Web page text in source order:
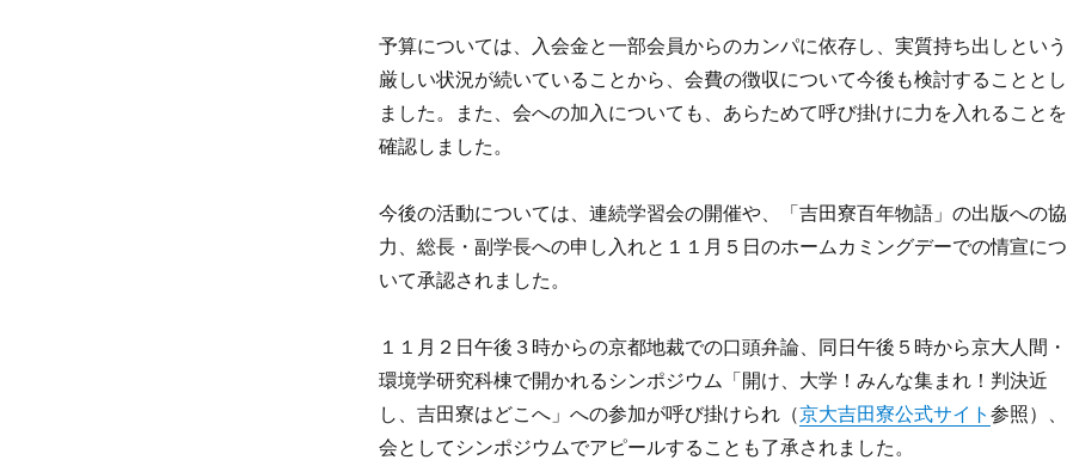
予算については、入会金と一部会員からのカンパに依存し、実質持ち出しという
厳しい状況が続いていることから、会費の徴収について今後も検討することとし
ました。また、会への加入についても、あらためて呼び掛けに力を入れることを
確認しました。
今後の活動については、連続学習会の開催や、「吉田寮百年物語」の出版への協
力、総長・副学長への申し入れと１１月５日のホームカミングデーでの情宣につ
いて承認されました。
１１月２日午後３時からの京都地裁での口頭弁論、同日午後５時から京大人間・
環境学研究科棟で開かれるシンポジウム「開け、大学！みんな集まれ！判決近
し、吉田寮はどこへ」への参加が呼び掛けられ（京大吉田寮公式サイト 参照）、
会としてシンポジウムでアピールすることも了承されました。